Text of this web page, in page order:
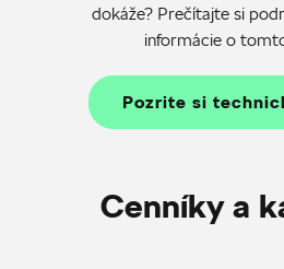
dokáže? Prečítajte si
informácie o
Pozrite si
Cenníky a